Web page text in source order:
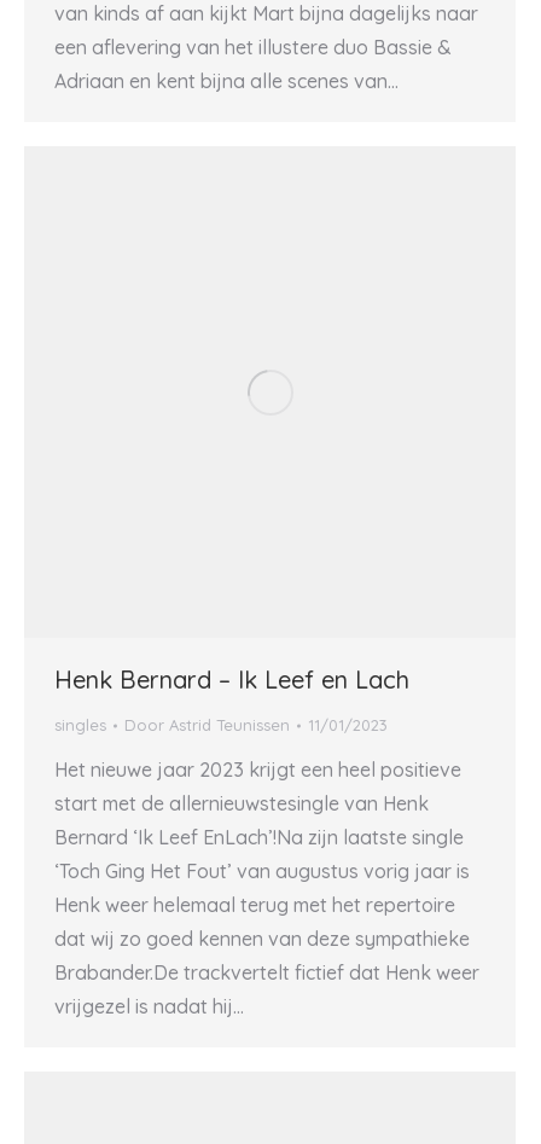
van kinds af aan kijkt Mart bijna dagelijks naar
een aflevering van het illustere duo Bassie &
Adriaan en kent bijna alle scenes van…
Henk Bernard – Ik Leef en Lach
singles Door Astrid Teunissen 11/01/2023
Het nieuwe jaar 2023 krijgt een heel positieve
start met de allernieuwstesingle van Henk
Bernard ‘Ik Leef EnLach’!Na zijn laatste single
‘Toch Ging Het Fout’ van augustus vorig jaar is
Henk weer helemaal terug met het repertoire
dat wij zo goed kennen van deze sympathieke
Brabander.De trackvertelt fictief dat Henk weer
vrijgezel is nadat hij…